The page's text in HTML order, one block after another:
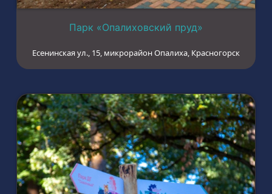
Парк «Опалиховский пруд»
Есенинская ул., 15, микрорайон Опалиха, Красногорск